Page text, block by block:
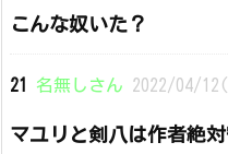
こんな奴いた？
21 名無しさん 2022/04/
マユリと剣八は作者絶